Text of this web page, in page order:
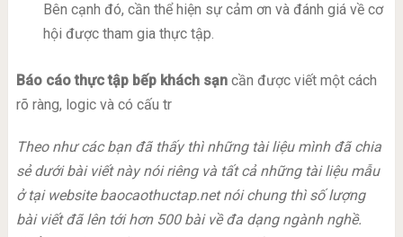
Bên cạnh đó, cần thể hiện sự cảm ơn và đánh giá về cơ
hội được tham gia thực tập.
Báo cáo thực tập bếp khách sạncần được viết một cách
rõ ràng, logic và có cấu tr
Theo như các bạn đã thấy thì những tài liệu mình đã chia
sẻ dưới bài viết này nói riêng và tất cả những tài liệu mẫu
ở tại website baocaothuctap.net nói chung thì số lượng
bài viết đã lên tới hơn 500 bài về đa dạng ngành nghề.